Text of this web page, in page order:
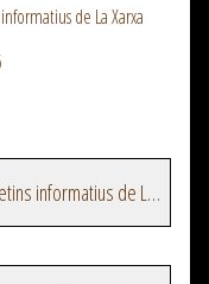
de La Xarxa
Veure més episodis del programa Butlletins informatius de La Xarxa